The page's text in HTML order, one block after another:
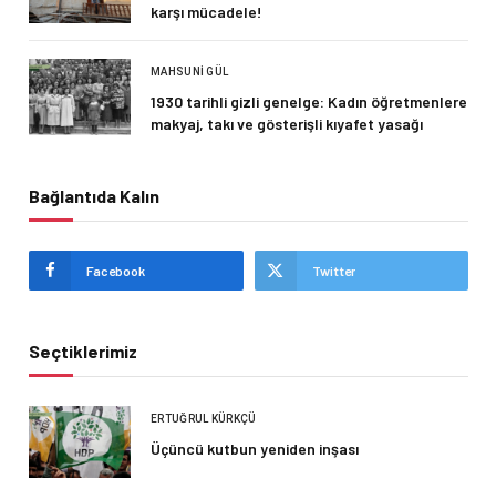
karşı mücadele!
MAHSUNI GÜL
1930 tarihli gizli genelge: Kadın öğretmenlere
makyaj, takı ve gösterişli kıyafet yasağı
Bağlantıda Kalın
Facebook Twitter
Seçtiklerimiz
ERTUĞRUL KÜRKÇÜ
Üçüncü kutbun yeniden inşası